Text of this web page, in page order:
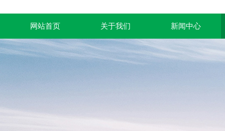
网站首页 关于我们 新闻中心